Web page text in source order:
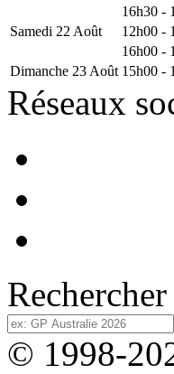
16h30 -
Samedi 22 Août
12h00 -
16h00 -
Dimanche 23 Août 15h00 -
Réseaux
© 1998-